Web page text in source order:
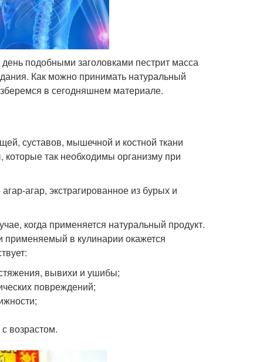
подобными заголовками пестрит масса
Как можно принимать натуральный
в сегодняшнем материале.
суставов, мышечной и костной ткани
так необходимы организму при
агар, экстрагированное из бурых и
когда применяется натуральный продукт.
применяемый в кулинарии окажется
вывихи и ушибы;
повреждений;
возрастом.